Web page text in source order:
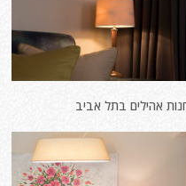
אהילים בתל אביב